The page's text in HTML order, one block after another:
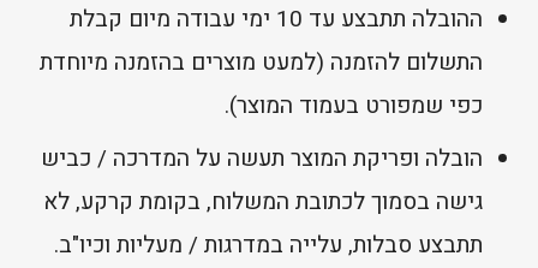
ההובלה תתבצע עד 10 ימי עבודה מיום קבלת
התשלום להזמנה (למעט מוצרים בהזמנה מיוחדת
כפי שמפורט בעמוד המוצר).
הובלה ופריקת המוצר תעשה על המדרכה / כביש
גישה בסמוך לכתובת המשלוח, בקומת קרקע, לא
תתבצע סבלות, עלייה במדרגות / מעליות וכיו"ב.